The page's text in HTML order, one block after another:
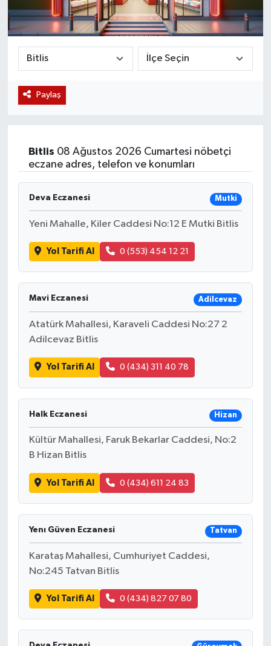
Paylaş
Bitlis 08 Ağustos 2026 Cumartesi nöbetçi
eczane adres, telefon ve konumları
Deva Eczanesi Mutki
Yeni Mahalle, Kiler Caddesi No:12 E Mutki Bitlis
Yol Tarifi Al 0 (553) 454 12 21
Mavi Eczanesi Adilcevaz
Atatürk Mahallesi, Karaveli Caddesi No:27 2
Adilcevaz Bitlis
Yol Tarifi Al 0 (434) 311 40 78
Halk Eczanesi Hizan
Kültür Mahallesi, Faruk Bekarlar Caddesi, No:2
B Hizan Bitlis
Yol Tarifi Al 0 (434) 611 24 83
Yenı Güven Eczanesi Tatvan
Karataş Mahallesi, Cumhuriyet Caddesi,
No:245 Tatvan Bitlis
Yol Tarifi Al 0 (434) 827 07 80
Magazin
Etkinlikler